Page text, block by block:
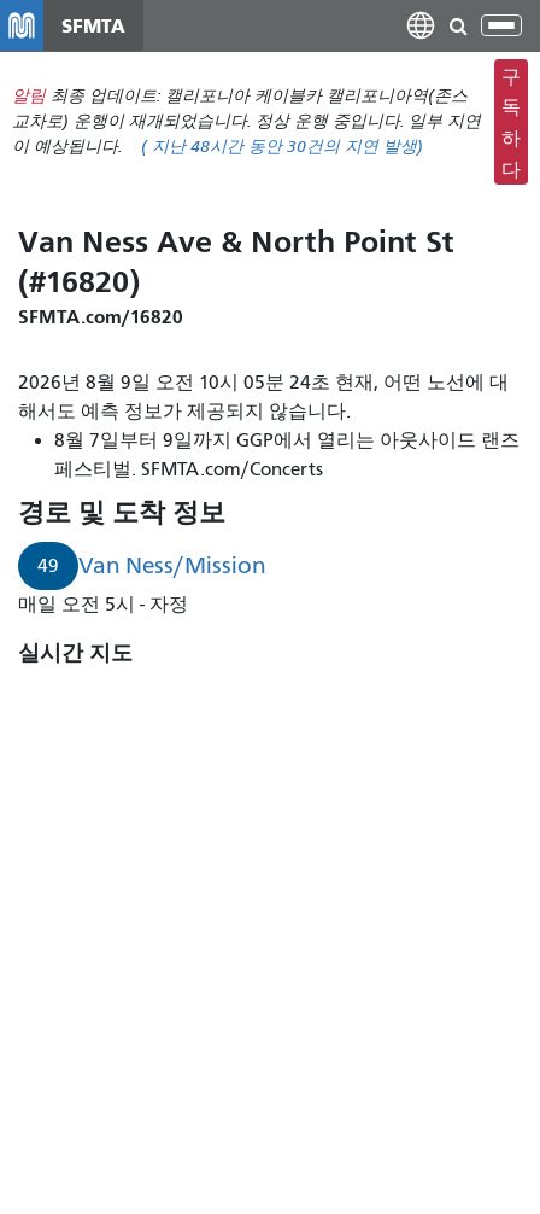
텐
츠
로
뛰
SFMTA
탐
색
메
뉴
전
환
알림 최종 업데이트: 캘리포니아 케이블카 캘리포니아역(존스
교차로) 운행이 재개되었습니다. 정상 운행 중입니다. 일부 지연
이 예상됩니다.
( 지난 48시간 동안30건의 지연 발생)
구
독
하
다
Van Ness Ave & North Point St
(#16820)
SFMTA.com/16820
2026년 8월 9일 오전 10시 05분 24초 현재, 어떤 노선에 대
해서도 예측 정보가 제공되지 않습니다.
8월 7일부터 9일까지 GGP에서 열리는 아웃사이드 랜즈
페스티벌. SFMTA.com/Concerts
경로 및 도착 정보
49 Van Ness/Mission
매일 오전 5시 - 자정
실시간 지도